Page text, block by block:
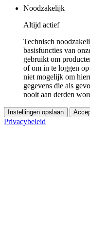
Noodzakelijk
Altijd actief
Technisch
basisfuncties van
gebruikt om
of om in te loggen
niet mogelijk om
gegevens die als
nooit aan derden
Instellingen opslaan
Privacybeleid